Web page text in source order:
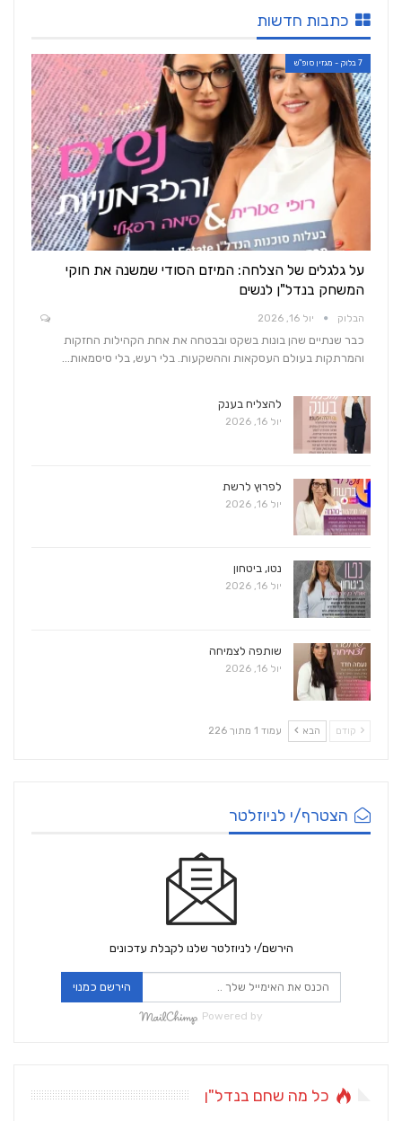
כתבות חדשות
7 בלוק - מגזין סופ"ש
על גלגלים של הצלחה: המיזם הסודי שמשנה את חוקי
המשחק בנדל"ן לנשים
הבלוק יול 16, 2026
כבר שנתיים שהן בונות בשקט ובבטחה את אחת הקהילות החזקות
והמרתקות בעולם העסקאות וההשקעות. בלי רעש, בלי סיסמאות…
להצליח בענק
יול 16, 2026
לפרוץ לרשת
יול 16, 2026
נטו, ביטחון
יול 16, 2026
שותפה לצמיחה
יול 16, 2026
קודם הבא עמוד 1 מתוך 226
הצטרף/י לניוזלטר
הירשם/י לניוזלטר שלנו לקבלת עדכונים
הירשם כמנוי
Powered by
כל מה שחם בנדל"ן